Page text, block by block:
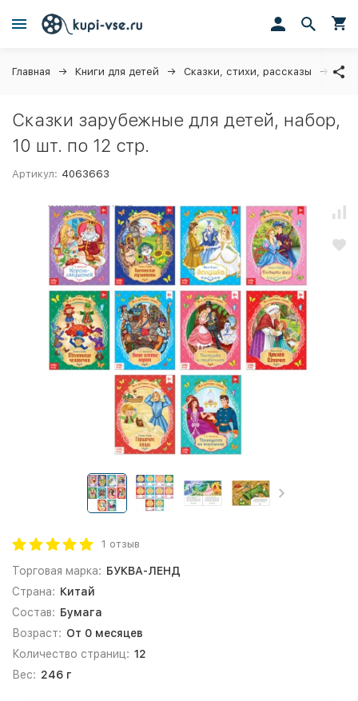
Главная Книги для детей Сказки, стихи, рассказы
Сказки зарубежные для детей, набор,
10 шт. по 12 стр.
Артикул: 4063663
1 отзыв
Торговая марка: БУКВА-ЛЕНД
Страна: Китай
Состав: Бумага
Возраст: От 0 месяцев
Количество страниц: 12
Вес: 246 г